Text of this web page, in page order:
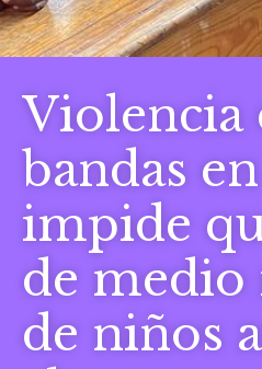
Violencia
bandas
impide
de
de niños